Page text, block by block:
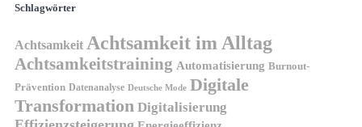
Schlagwörter
Achtsamkeit Achtsamkeit im Alltag
Achtsamkeitstraining Automatisierung Burnout-
Prävention Datenanalyse Deutsche Mode Digitale
Transformation Digitalisierung